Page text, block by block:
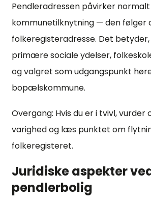
Pendleradressen påvirker normalt
kommunetilknytning — den følger
folkeregisteradresse. Det
primære sociale ydelser,
og valgret som udgangspunkt
bopælskommune.
Overgang: Hvis du er i tvivl, vurder
varighed og læs punktet om
folkeregisteret.
Juridiske aspekter
pendlerbolig